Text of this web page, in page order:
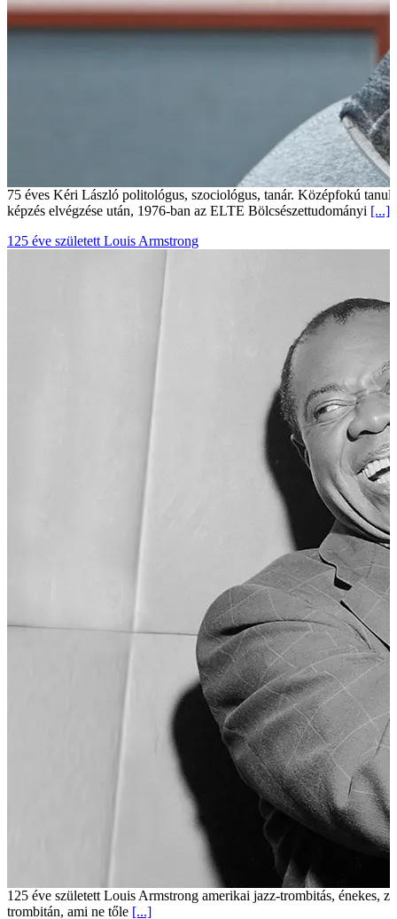
75 éves Kéri László politológus, szociológus, tanár. Középfokú
képzés elvégzése után, 1976-ban az ELTE Bölcsészettudományi [...]
125 éve született Louis Armstrong
125 éve született Louis Armstrong amerikai jazz-trombitás, énekes,
trombitán, ami ne tőle [...]